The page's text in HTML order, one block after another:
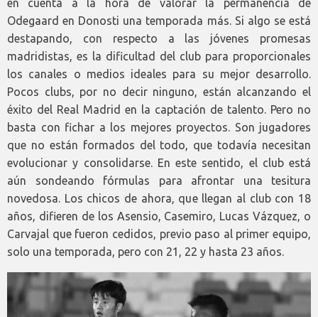
en cuenta a la hora de valorar la permanencia de
Odegaard en Donosti una temporada más. Si algo se está
destapando, con respecto a las jóvenes promesas
madridistas, es la dificultad del club para proporcionales
los canales o medios ideales para su mejor desarrollo.
Pocos clubs, por no decir ninguno, están alcanzando el
éxito del Real Madrid en la captación de talento. Pero no
basta con fichar a los mejores proyectos. Son jugadores
que no están formados del todo, que todavía necesitan
evolucionar y consolidarse. En este sentido, el club está
aún sondeando fórmulas para afrontar una tesitura
novedosa. Los chicos de ahora, que llegan al club con 18
años, difieren de los Asensio, Casemiro, Lucas Vázquez, o
Carvajal que fueron cedidos, previo paso al primer equipo,
solo una temporada, pero con 21, 22 y hasta 23 años.